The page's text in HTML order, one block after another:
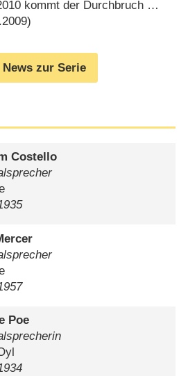
kommt der Durchbruch …
)
zur Serie
Costello
Poe